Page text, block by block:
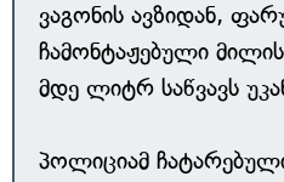
ვაგონის ავზიდან,
ჩამონტაჟებული
მდე ლიტრ საწვავს
პოლიციამ